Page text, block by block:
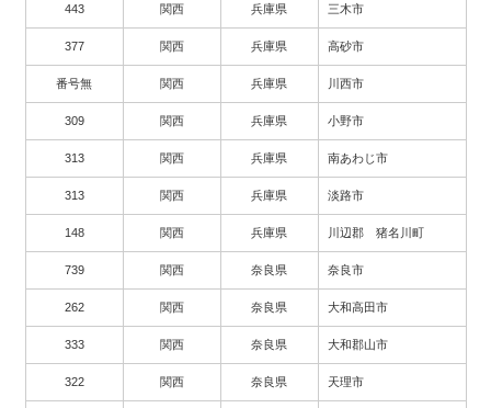
443 関西 兵庫県 三木市
377 関西 兵庫県 高砂市
番号無 関西 兵庫県 川西市
309 関西 兵庫県 小野市
313 関西 兵庫県 南あわじ市
313 関西 兵庫県 淡路市
148 関西 兵庫県 川辺郡 猪名川町
739 関西 奈良県 奈良市
262 関西 奈良県 大和高田市
333 関西 奈良県 大和郡山市
322 関西 奈良県 天理市